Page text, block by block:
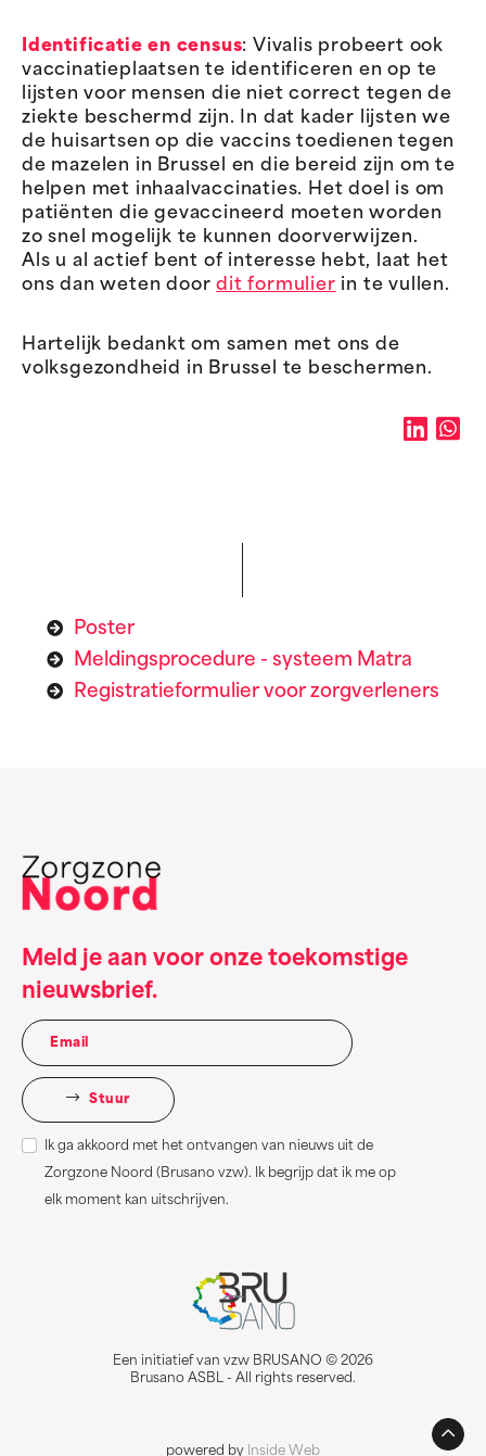
Identificatie en census: Vivalis probeert ook
vaccinatieplaatsen te identificeren en op te
lijsten voor mensen die niet correct tegen de
ziekte beschermd zijn. In dat kader lijsten we
de huisartsen op die vaccins toedienen tegen
de mazelen in Brussel en die bereid zijn om te
helpen met inhaalvaccinaties. Het doel is om
patiënten die gevaccineerd moeten worden
zo snel mogelijk te kunnen doorverwijzen.
Als u al actief bent of interesse hebt, laat het
ons dan weten doordit formulier in te vullen.
Hartelijk bedankt om samen met ons de
volksgezondheid in Brussel te beschermen.
Poster
Meldingsprocedure - systeem Matra
Registratieformulier voor zorgverleners
Meld je aan voor onze toekomstige
nieuwsbrief.
Stuur
Ik ga akkoord met het ontvangen van nieuws uit de
Zorgzone Noord (Brusano vzw). Ik begrijp dat ik me op
elk moment kan uitschrijven.
Een initiatief van vzw BRUSANO © 2026
Brusano ASBL - All rights reserved.
powered by Inside Web